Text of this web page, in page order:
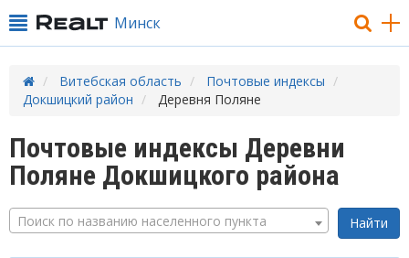
Минск
Витебская область
Почтовые индексы
Докшицкий район
Деревня Поляне
Почтовые индексы Деревни
Поляне Докшицкого района
Поиск по названию населенного пункта